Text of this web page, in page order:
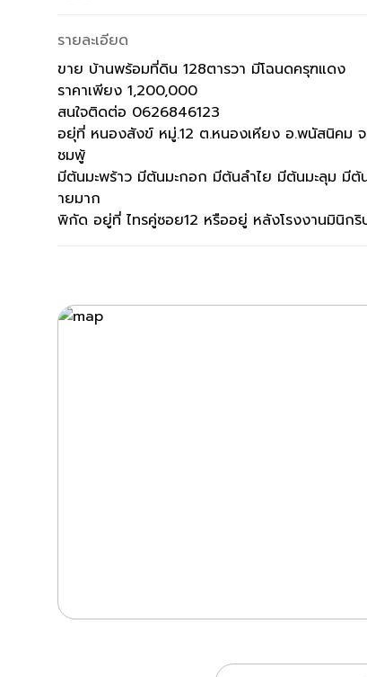
รายละเอียด
ขาย บ้านพร้อมที่ดิน 128ตารวา มีโฉนดครุฑแดง
ราคาเพียง 1,200,000
สนใจติดต่อ 0626846123
อยุ่ที่ หนองสังข์ หมู่.12 ต.หนองเหียง อ.พนัสนิคม จ
ชมพู้
มีต้นมะพร้าว มีต้นมะกอก มีต้นลำไย มีต้นมะลุม มี
ายมาก
พิกัด อยู่ที่ ไทรคู่ซอย12 หรืออยู่ หลังโรงงานมินิก